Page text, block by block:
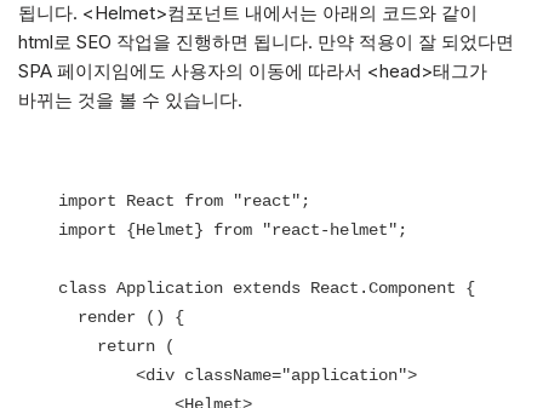
됩니다. <Helmet>컴포넌트 내에서는 아래의 코드와 같이
html로 SEO 작업을 진행하면 됩니다. 만약 적용이 잘 되었다면
SPA 페이지임에도 사용자의 이동에 따라서 <head>태그가
바뀌는 것을 볼 수 있습니다.
import React from "react";
import {Helmet} from "react-helmet";
class Application extends React.Component {